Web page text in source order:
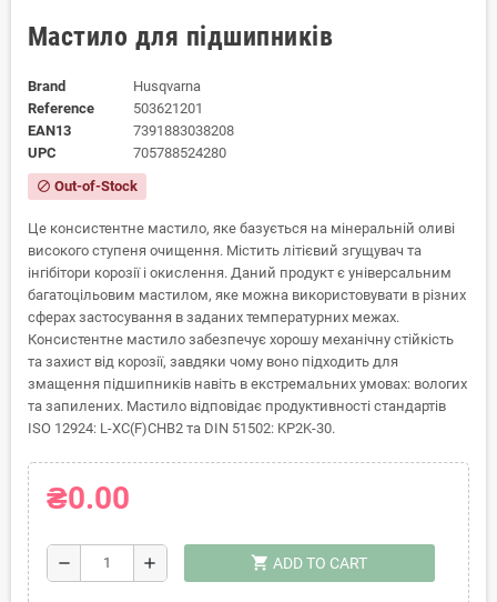
Мастило для підшипників
Brand
Husqvarna
Reference
503621201
EAN13
7391883038208
UPC
705788524280
block Out-of-Stock
Це консистентне мастило, яке базується на мінеральній оливі
високого ступеня очищення. Містить літієвий згущувач та
інгібітори корозії і окислення. Даний продукт є універсальним
багатоцільовим мастилом, яке можна використовувати в різних
сферах застосування в заданих температурних межах.
Консистентне мастило забезпечує хорошу механічну стійкість
та захист від корозії, завдяки чому воно підходить для
змащення підшипників навіть в екстремальних умовах: вологих
та запилених. Мастило відповідає продуктивності стандартів
ISO 12924: L-XC(F)CHB2 та DIN 51502: KP2K-30.
₴0.00
remove add shopping_cart ADD TO CART